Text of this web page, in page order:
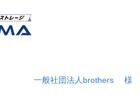
一般社団法人brothers 様